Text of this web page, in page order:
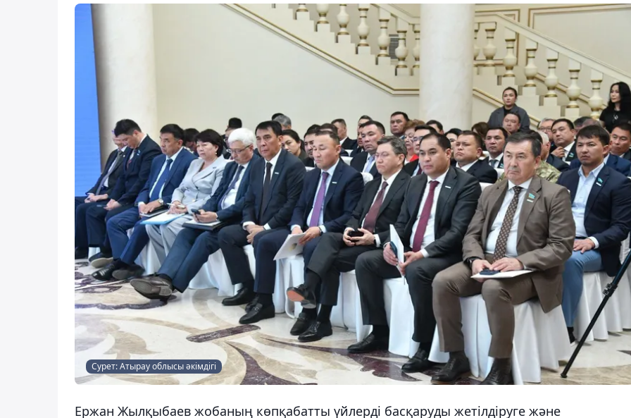
Сурет: Атырау облысы әкімдігі
Ержан Жылқыбаев жобаның көпқабатты үйлерді басқаруды жетілдіруге және